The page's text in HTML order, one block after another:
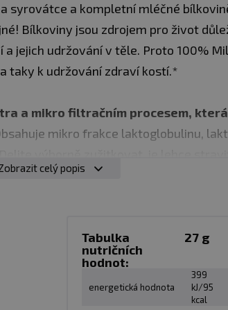
syrovátce a kompletní mléčné
Bílkoviny jsou zdrojem pro život
jejich udržování v těle. Proto 100%
taky k udržování zdraví kostí.*
a mikro filtračním procesem,
mikro frakce laktoglobulinu,
a má výborné ukazatele i z
zabezpečují pro organizmus
organizmus nedokáže vytvořit a které
Leucin, Lyzin, Methionin, Fenylalanin,
i další přidané složky:“
celý popis
Tabulka
nutričních
hodnot:
27 g
energetická hodnota
399
kJ/95
kcal